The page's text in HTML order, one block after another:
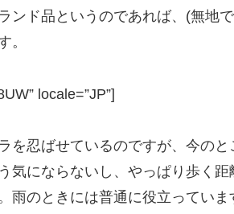
ンド品というのであれば、(無地
。
locale=”JP”]
を忍ばせているのですが、今の
気にならないし、やっぱり歩く
雨のときには普通に役立ってい